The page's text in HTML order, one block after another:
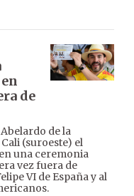
de
de la
(suroeste) el
una ceremonia
vez fuera de
VI de España y al